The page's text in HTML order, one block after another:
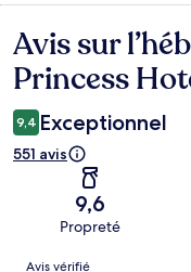
Avis
Avis sur
Princess
9,4 Exceptionnel
551 avis
9,6
Propreté
Avis
Avis vérifié